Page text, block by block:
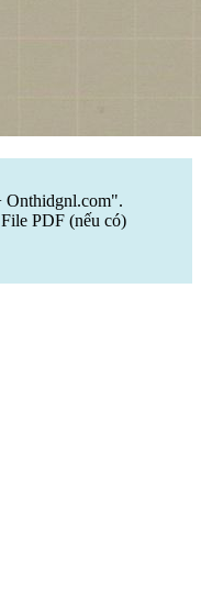
Onthidgnl.com".
PDF (nếu có)